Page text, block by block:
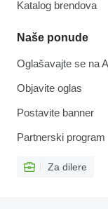
Katalog brendova
Naše ponude
Oglašavajte se na
Objavite oglas
Postavite banner
Partnerski program
Za dilere